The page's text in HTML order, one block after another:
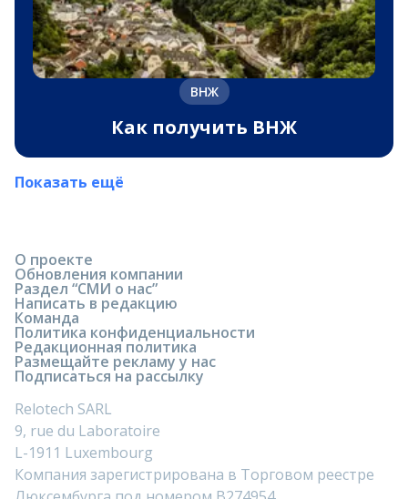
ВНЖ
Как получить ВНЖ
Показать ещё
О проекте
Обновления компании
Раздел “СМИ о нас”
Написать в редакцию
Команда
Политика конфиденциальности
Редакционная политика
Размещайте рекламу у нас
Подписаться на рассылку
Relotech SARL
9, rue du Laboratoire
L-1911 Luxembourg
Компания зарегистрирована в Торговом реестре